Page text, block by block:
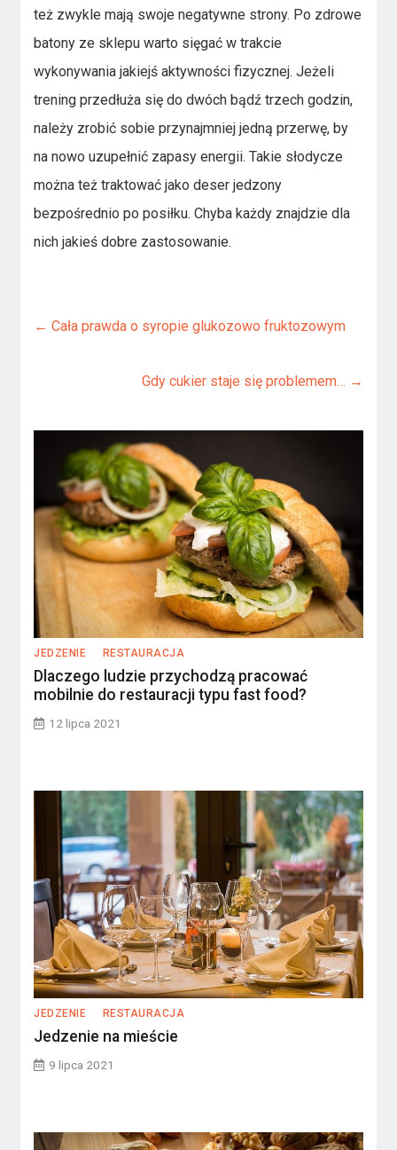
też zwykle mają swoje negatywne strony. Po zdrowe
batony ze sklepu warto sięgać w trakcie
wykonywania jakiejś aktywności fizycznej. Jeżeli
trening przedłuża się do dwóch bądź trzech godzin,
należy zrobić sobie przynajmniej jedną przerwę, by
na nowo uzupełnić zapasy energii. Takie słodycze
można też traktować jako deser jedzony
bezpośrednio po posiłku. Chyba każdy znajdzie dla
nich jakieś dobre zastosowanie.
← Cała prawda o syropie glukozowo fruktozowym
Gdy cukier staje się problemem… →
JEDZENIE RESTAURACJA
Dlaczego ludzie przychodzą pracować
mobilnie do restauracji typu fast food?
12 lipca 2021
JEDZENIE RESTAURACJA
Jedzenie na mieście
9 lipca 2021